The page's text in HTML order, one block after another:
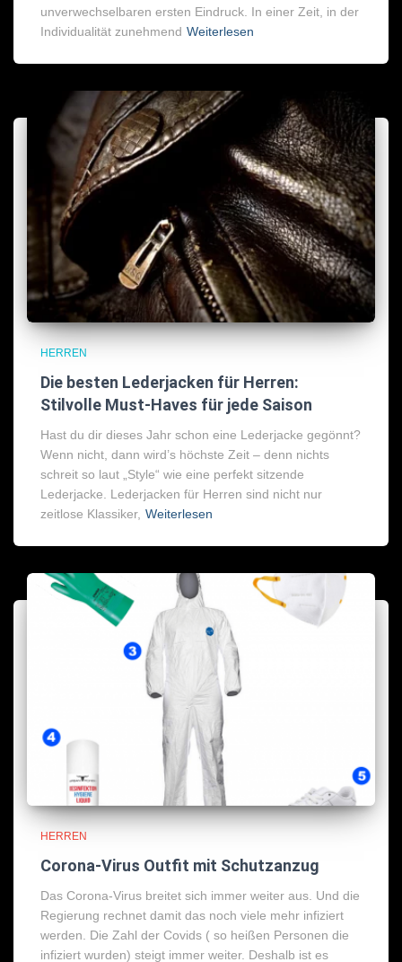
unverwechselbaren ersten Eindruck. In einer Zeit, in der
Individualität zunehmend Weiterlesen
HERREN
Die besten Lederjacken für Herren:
Stilvolle Must-Haves für jede Saison
Hast du dir dieses Jahr schon eine Lederjacke gegönnt?
Wenn nicht, dann wird’s höchste Zeit – denn nichts
schreit so laut „Style“ wie eine perfekt sitzende
Lederjacke. Lederjacken für Herren sind nicht nur
zeitlose Klassiker, Weiterlesen
HERREN
Corona-Virus Outfit mit Schutzanzug
Das Corona-Virus breitet sich immer weiter aus. Und die
Regierung rechnet damit das noch viele mehr infiziert
werden. Die Zahl der Covids ( so heißen Personen die
infiziert wurden) steigt immer weiter. Deshalb ist es